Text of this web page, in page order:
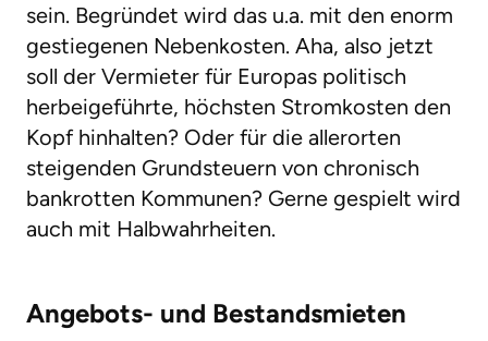
sein. Begründet wird das u.a. mit den enorm
gestiegenen Nebenkosten. Aha, also jetzt
soll der Vermieter für Europas politisch
herbeigeführte, höchsten Stromkosten den
Kopf hinhalten? Oder für die allerorten
steigenden Grundsteuern von chronisch
bankrotten Kommunen? Gerne gespielt wird
auch mit Halbwahrheiten.
Angebots- und Bestandsmieten